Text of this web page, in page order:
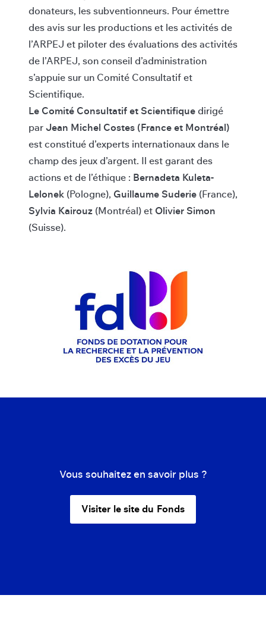
donateurs, les subventionneurs. Pour émettre
des avis sur les productions et les activités de
l’ARPEJ et piloter des évaluations des activités
de l’ARPEJ, son conseil d’administration
s’appuie sur un Comité Consultatif et
Scientifique.
Le Comité Consultatif et Scientifique dirigé
par Jean Michel Costes (France et Montréal)
est constitué d’experts internationaux dans le
champ des jeux d’argent. Il est garant des
actions et de l’éthique : Bernadeta Kuleta-
Lelonek (Pologne), Guillaume Suderie (France),
Sylvia Kairouz (Montréal) et Olivier Simon
(Suisse).
Vous souhaitez en savoir plus ?
Visiter le site du Fonds